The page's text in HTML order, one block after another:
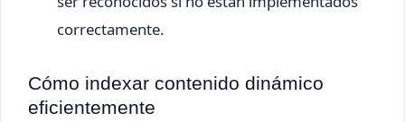
correctamente.
Cómo indexar contenido dinámico
eficientemente